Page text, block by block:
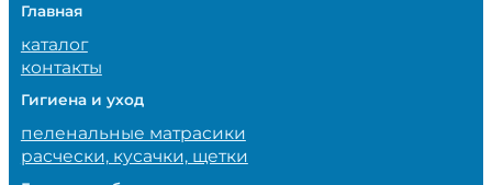
Главная
каталог
контакты
Гигиена и уход
пеленальные матрасики
расчески, кусачки, щетки